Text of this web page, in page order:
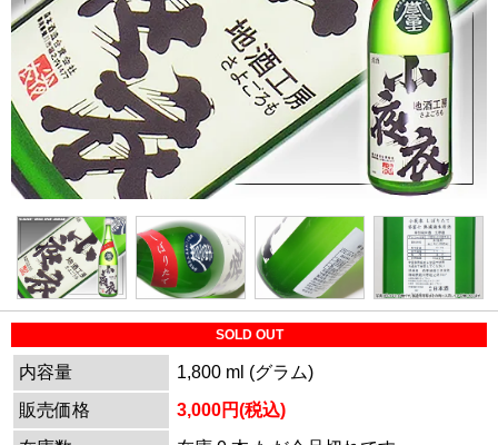
SOLD OUT
内容量
1,800 ml (グラム)
販売価格
3,000円(税込)